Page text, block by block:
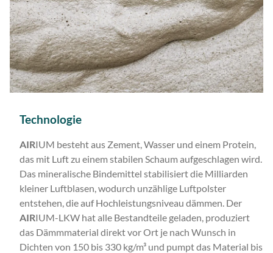
Technologie
AIRIUM besteht aus Zement, Wasser und einem Protein,
das mit Luft zu einem stabilen Schaum aufgeschlagen wird.
Das mineralische Bindemittel stabilisiert die Milliarden
kleiner Luftblasen, wodurch unzählige Luftpolster
entstehen, die auf Hochleistungsniveau dämmen. Der
AIRIUM-LKW hat alle Bestandteile geladen, produziert
das Dämmmaterial direkt vor Ort je nach Wunsch in
Dichten von 150 bis 330 kg/m³ und pumpt das Material bis